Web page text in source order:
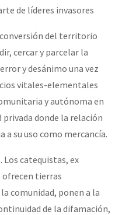
de líderes invasores
conversión del territorio
cercar y parcelar la
y desánimo una vez
vitales-elementales
y autónoma en
privada donde la relación
a su uso como mercancía.
catequistas, ex
tierras
comunidad, ponen a la
de la difamación,